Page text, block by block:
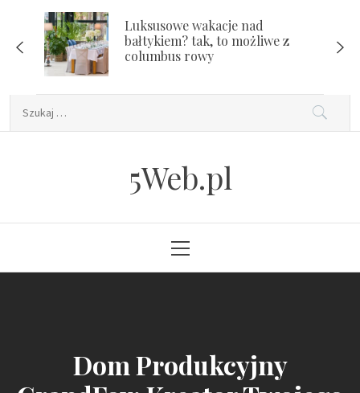
content
Luksusowe wakacje nad
bałtykiem? tak, to możliwe z
columbus rowy
5Web.pl
Menu
Dom Produkcyjny